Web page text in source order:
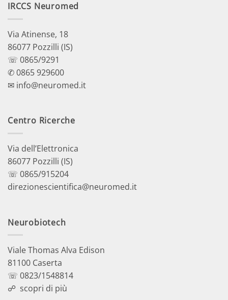
IRCCS Neuromed
Via Atinense, 18
86077 Pozzilli (IS)
☏ 0865/9291
✆ 0865 929600
✉ info@neuromed.it
Centro Ricerche
Via dell’Elettronica
86077 Pozzilli (IS)
☏ 0865/915204
direzionescientifica@neuromed.it
Neurobiotech
Viale Thomas Alva Edison
81100 Caserta
☏ 0823/1548814
☍ scopri di più